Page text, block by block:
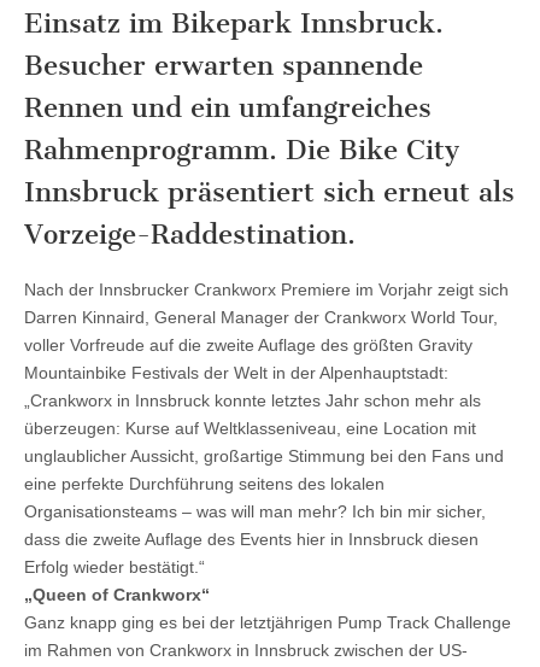
Einsatz im Bikepark Innsbruck.
Besucher erwarten spannende
Rennen und ein umfangreiches
Rahmenprogramm. Die Bike City
Innsbruck präsentiert sich erneut als
Vorzeige-Raddestination.
Nach der Innsbrucker Crankworx Premiere im Vorjahr zeigt sich
Darren Kinnaird, General Manager der Crankworx World Tour,
voller Vorfreude auf die zweite Auflage des größten Gravity
Mountainbike Festivals der Welt in der Alpenhauptstadt:
„Crankworx in Innsbruck konnte letztes Jahr schon mehr als
überzeugen: Kurse auf Weltklasseniveau, eine Location mit
unglaublicher Aussicht, großartige Stimmung bei den Fans und
eine perfekte Durchführung seitens des lokalen
Organisationsteams – was will man mehr? Ich bin mir sicher,
dass die zweite Auflage des Events hier in Innsbruck diesen
Erfolg wieder bestätigt.“
„Queen of Crankworx“
Ganz knapp ging es bei der letztjährigen Pump Track Challenge
im Rahmen von Crankworx in Innsbruck zwischen der US-